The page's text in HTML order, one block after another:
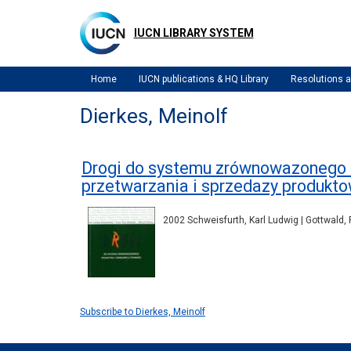
IUCN LIBRARY SYSTEM
Home IUCN publications & HQ Library Resolutions
Dierkes, Meinolf
Drogi do systemu
przetwarzania i sprzedazy
2002 Schweisfurth, Karl Ludwig | Gottwald,
Subscribe to Dierkes, Meinolf